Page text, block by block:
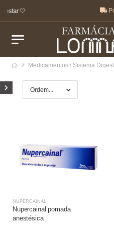
estar 🤍
Medicamentos \ Sistema
NUPERCAINAL
Nupercainal pomada
anestésica